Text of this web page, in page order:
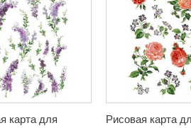
карта для
Рисовая карта